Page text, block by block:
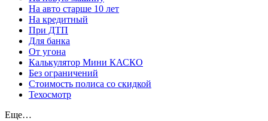
На авто старше 10 лет
На кредитный
При ДТП
Для банка
От угона
Калькулятор Мини КАСКО
Без ограничений
Стоимость полиса со скидкой
Техосмотр
Еще…